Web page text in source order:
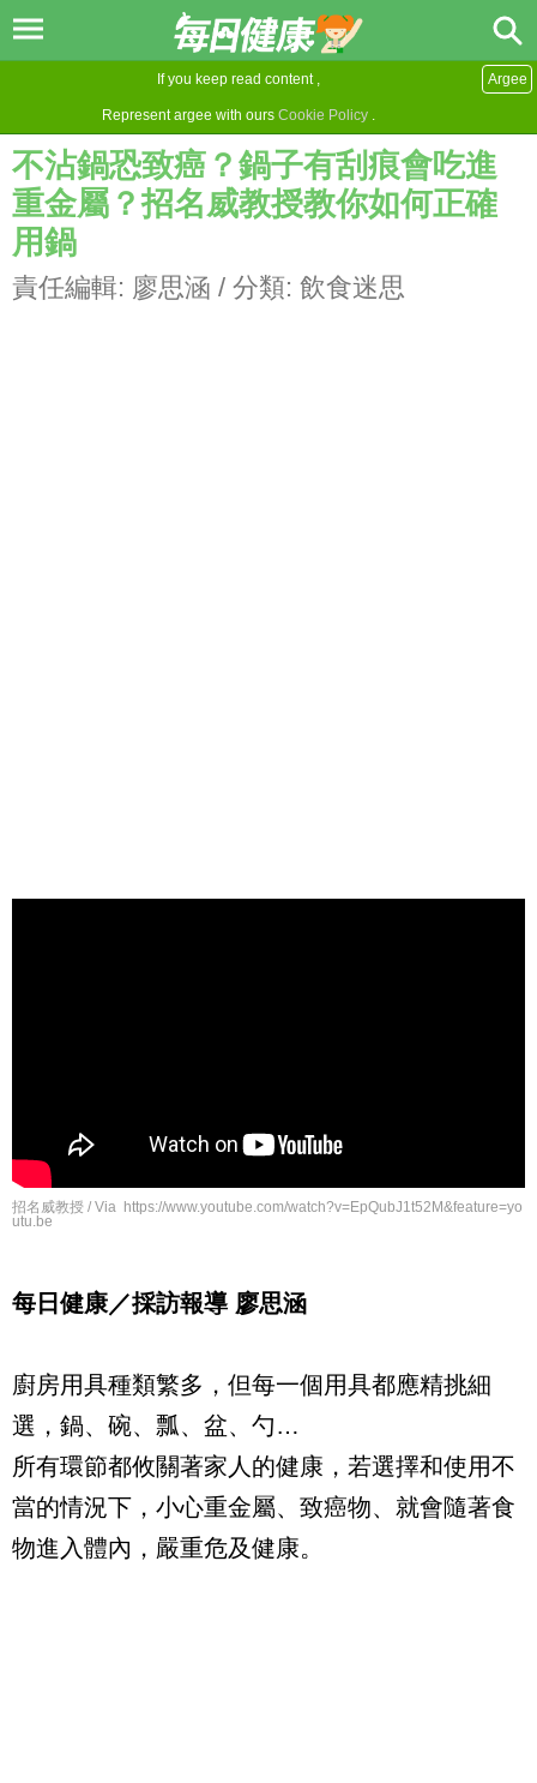
If you keep read content ,
Represent argee with ours Cookie Policy .
Argee
不沾鍋恐致癌？鍋子有刮痕會吃進
重金屬？招名威教授教你如何正確
用鍋
責任編輯: 廖思涵 / 分類: 飲食迷思
招名威教授 / Via https://www.youtube.com/watch?v=EpQubJ1t52M&feature=yo
utu.be
每日健康／採訪報導 廖思涵
廚房用具種類繁多，但每一個用具都應精挑細
選，鍋、碗、瓢、盆、勺…
所有環節都攸關著家人的健康，若選擇和使用不
當的情況下，小心重金屬、致癌物、就會隨著食
物進入體內，嚴重危及健康。